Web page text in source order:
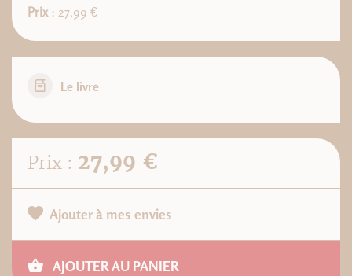
Prix: 27,99 €
Le livre
Prix : 27,99 €
Ajouter à mes envies
AJOUTER AU PANIER